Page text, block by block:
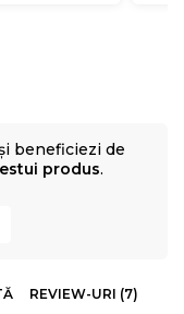
beneficiezi de
produs.
REVIEW-URI (7)